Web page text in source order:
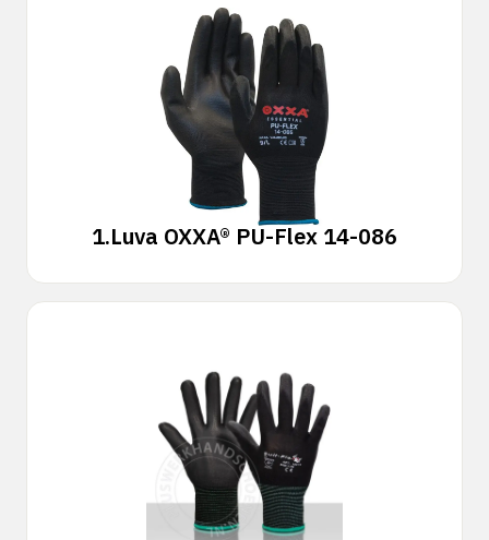
1.Luva OXXA® PU-Flex 14-086